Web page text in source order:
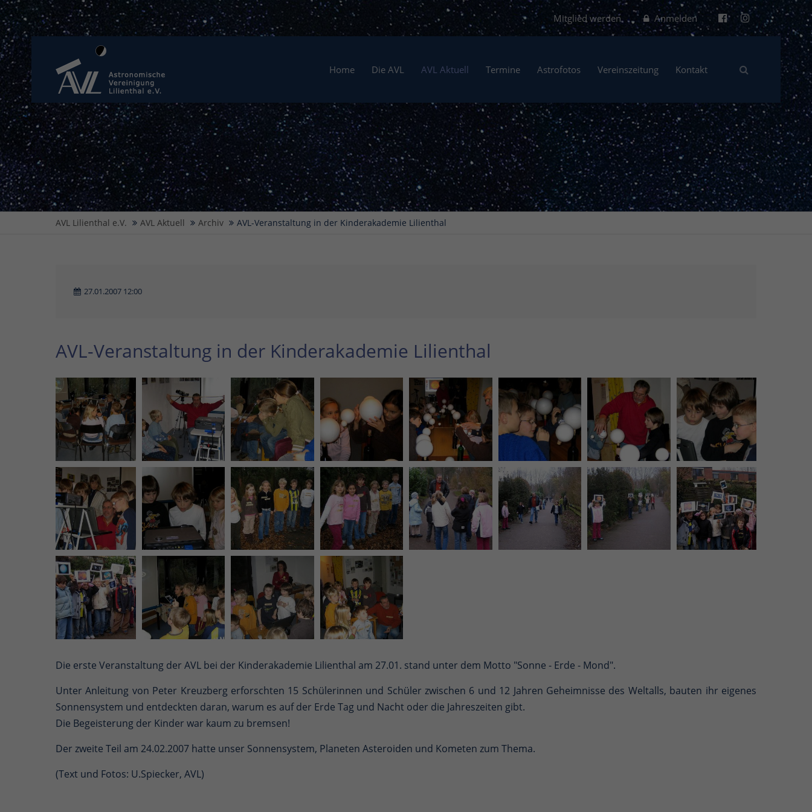
Anmelden
Mitglied werden
Home Die AVL AVL Aktuell Termine Astrofotos Vereinszeitung Kontakt
AVL Lilienthal e.V. AVL Aktuell Archiv AVL-Veranstaltung in der Kinderakademie Lilienthal
27.01.2007 12:00
AVL-Veranstaltung in der Kinderakademie Lilienthal
Die erste Veranstaltung der AVL bei der Kinderakademie Lilienthal am 27.01. stand unter dem Motto "Sonne - Erde - Mond".
Unter Anleitung von Peter Kreuzberg erforschten 15 Schülerinnen und Schüler zwischen 6 und 12 Jahren Geheimnisse des Weltalls, bauten ihr eigenes
Sonnensystem und entdeckten daran, warum es auf der Erde Tag und Nacht oder die Jahreszeiten gibt.
Die Begeisterung der Kinder war kaum zu bremsen!
Der zweite Teil am 24.02.2007 hatte unser Sonnensystem, Planeten Asteroiden und Kometen zum Thema.
(Text und Fotos: U.Spiecker, AVL)